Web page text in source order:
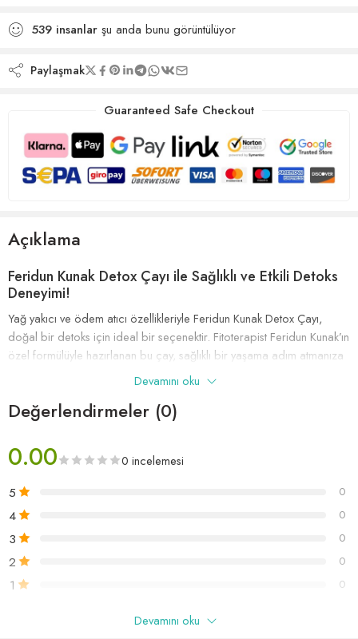
539 insanlar şu anda bunu görüntülüyor
Paylaşmak
Guaranteed Safe Checkout
Açıklama
Feridun Kunak Detox Çayı ile Sağlıklı ve Etkili Detoks
Deneyimi!
Yağ yakıcı ve ödem atıcı özellikleriyle Feridun Kunak Detox Çayı,
doğal bir detoks için ideal bir seçenektir. Fitoterapist Feridun Kunak’ın
özel formülüyle hazırlanan bu çay, sağlıklı bir yaşama adım atmanıza
Feridun Kunak Detox Çayı Nasıl Kullanılır?
kahvaltısından bir saat önce, oda sıcaklığında bir bardak suya bir
paket Feridun Kunak Detox Çayı ekleyin ve hızlıca karıştırarak için.
Akşam yemeğinden bir saat önce de aynı şekilde bir bardak suya bir
paket çay dökün ve tüketin. Günde iki bardak Feridun Kunak Detox
Çayı ile su ihtiyacınızı artırın ve metabolizma hızınızı mükemmel şekilde
destekleyin.
Feridun Kunak Detox Çayı’nın Özellikleri ve Faydaları
Vücuttaki zararlı toksinleri temizler ve detoks sağlar.
Yağ yakımını destekler ve zayıflamaya yardımcı olur.
Devamını oku
Değerlendirmeler (0)
0.00 0 incelemesi
5 0
4 0
3 0
2 0
1 0
Yalnızca bu ürünü satın almış oturum açmış müşteriler yorum
Devamını oku